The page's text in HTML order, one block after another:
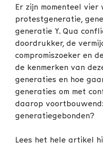
Er zijn momenteel
protestgeneratie,
generatie Y. Qua
doordrukker, de
compromiszoeker en
de kenmerken van
generaties en hoe
generaties om met
daarop
generatiegebonden?
Lees het hele artikel